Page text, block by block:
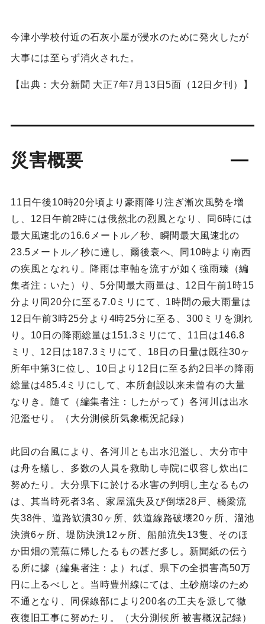
今津小学校付近の石灰小屋が浸水のために発火したが
大事には至らず消火された。
【出典：大分新聞 大正7年7月13日5面（12日夕刊）】
災害概要
11日午後10時20分頃より豪雨降り注ぎ漸次風勢を増
し、12日午前2時には俄然北の烈風となり、同6時には
最大風速北の16.6メートル／秒、瞬間最大風速北の
23.5メートル／秒に達し、爾後衰へ、同10時より南西
の疾風となれり。降雨は車軸を流すが如く強雨臻（編
集者注：いた）り、5分間最大雨量は、12日午前1時15
分より同20分に至る7.0ミリにて、1時間の最大雨量は
12日午前3時25分より4時25分に至る、300ミリを測れ
り。10日の降雨総量は151.3ミリにて、11日は146.8
ミリ、12日は187.3ミリにて、18日の日量は既往30ヶ
所年中第3に位し、10日より12日に至る約2日半の降雨
総量は485.4ミリにして、本所創設以来未曾有の大量
なりき。隨て（編集者注：したがって）各河川は出水
氾濫せり。（大分測候所気象概況記録）
此回の台風により、各河川とも出水氾濫し、大分市中
は舟を艤し、多数の人員を救助し寺院に収容し炊出に
努めたり。大分県下に於ける水害の判明し主なるもの
は、其当時死者3名、家屋流失及び倒壊28戸、橋梁流
失38件、道路缼潰30ヶ所、鉄道線路破壊20ヶ所、溜池
決潰6ヶ所、堤防決潰12ヶ所、船舶流失13隻、そのほ
か田畑の荒蕪に帰したるもの甚だ多し。新聞紙の伝う
る所に據（編集者注：よ）れば、県下の全損害高50万
円に上るべしと。当時豊州線にては、土砂崩壊のため
不通となり、同保線部により200名の工夫を派して徹
夜復旧工事に努めたり。（大分測候所 被害概況記録）